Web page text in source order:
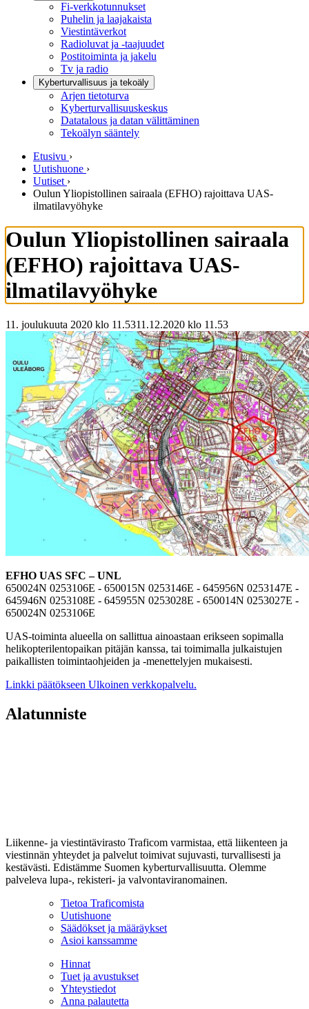
Fi-verkkotunnukset
Puhelin ja laajakaista
Viestintäverkot
Radioluvat ja -taajuudet
Postitoiminta ja jakelu
Tv ja radio
Kyberturvallisuus ja tekoäly
Arjen tietoturva
Kyberturvallisuuskeskus
Datatalous ja datan välittäminen
Tekoälyn sääntely
Etusivu ›
Uutishuone ›
Uutiset ›
Oulun Yliopistollinen sairaala (EFHO) rajoittava UAS-
ilmatilavyöhyke
Oulun Yliopistollinen sairaala
(EFHO) rajoittava UAS-
ilmatilavyöhyke
11. joulukuuta 2020 klo 11.5311.12.2020 klo 11.53
EFHO UAS SFC – UNL
650024N 0253106E - 650015N 0253146E - 645956N 0253147E -
645946N 0253108E - 645955N 0253028E - 650014N 0253027E -
650024N 0253106E
UAS-toiminta alueella on sallittua ainoastaan erikseen sopimalla
helikopterilentopaikan pitäjän kanssa, tai toimimalla julkaistujen
paikallisten toimintaohjeiden ja -menettelyjen mukaisesti.
Linkki päätökseen Ulkoinen verkkopalvelu.
Alatunniste
Liikenne- ja viestintävirasto Traficom varmistaa, että liikenteen ja
viestinnän yhteydet ja palvelut toimivat sujuvasti, turvallisesti ja
kestävästi. Edistämme Suomen kyberturvallisuutta. Olemme
palveleva lupa-, rekisteri- ja valvontaviranomainen.
Tietoa Traficomista
Uutishuone
Säädökset ja määräykset
Asioi kanssamme
Hinnat
Tuet ja avustukset
Yhteystiedot
Anna palautetta